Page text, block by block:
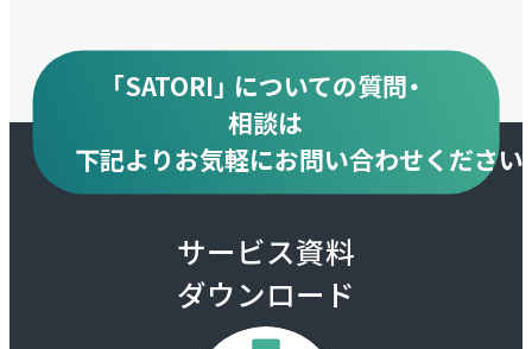
「SATORI」 についての質問・
相談は
下記よりお気軽にお問い合わせください
サービス資料
ダウンロード